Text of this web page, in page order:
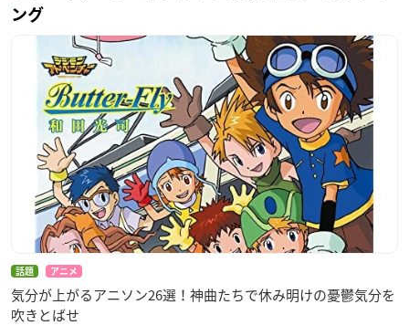
ング
話題 アニメ
気分が上がるアニソン26選！神曲たちで休み明けの憂鬱気分を
吹きとばせ